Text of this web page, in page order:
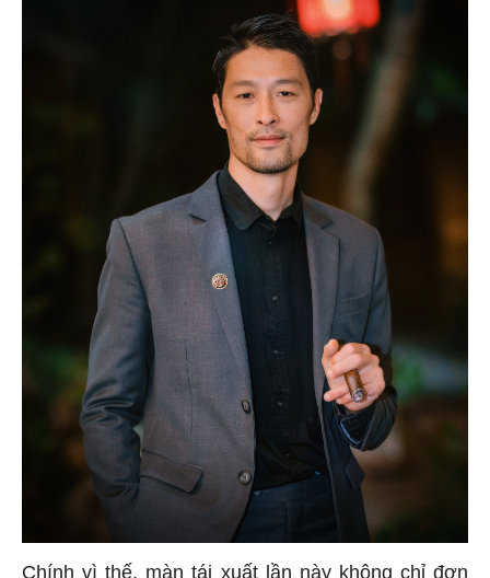
Chính vì thế, màn tái xuất lần này không chỉ đơn